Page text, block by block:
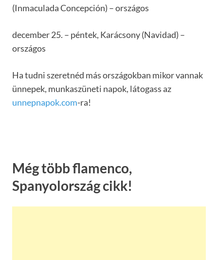
(Inmaculada Concepción) – országos
december 25. – péntek, Karácsony (Navidad) –
országos
Ha tudni szeretnéd más országokban mikor vannak
ünnepek, munkaszüneti napok, látogass az
unnepnapok.com-ra!
Még több flamenco,
Spanyolország cikk!